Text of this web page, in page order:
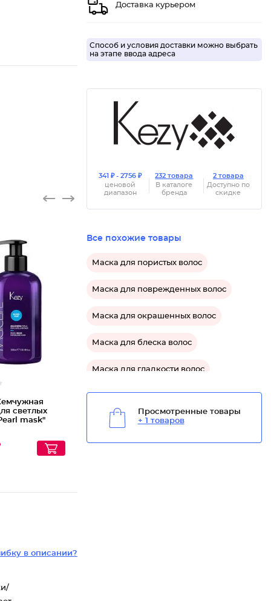
светлых
mask"
в описании?
Доставка курьером
Способ и условия доставки можно выбрать
на этапе ввода адреса
341 ₽ - 2756 ₽
ценовой
диапазон
232 товара
В каталоге
бренда
2 товара
Доступно по
скидке
Все похожие товары
Маска для пористых волос
Маска для поврежденных волос
Маска для окрашенных волос
Маска для блеска волос
Маска для гладкости волос
Средство для блеска волос
Просмотренные товары
+ 1 товаров